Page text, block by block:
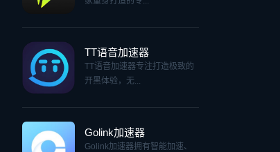
TT语音加速器
TT语音加速器专注打造极致的
开黑体验，无...
Golink加速器
Golink加速器拥有智能加速、